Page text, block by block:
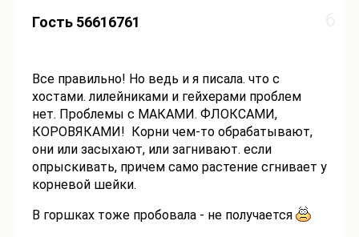
Гость 56616761
Все правильно! Но ведь и я писала. что с
хостами. лилейниками и гейхерами проблем
нет. Проблемы с МАКАМИ. ФЛОКСАМИ,
КОРОВЯКАМИ! Корни чем-то обрабатывают,
они или засыхают, или загнивают. если
опрыскивать, причем само растение сгнивает у
корневой шейки.
В горшках тоже пробовала - не получается